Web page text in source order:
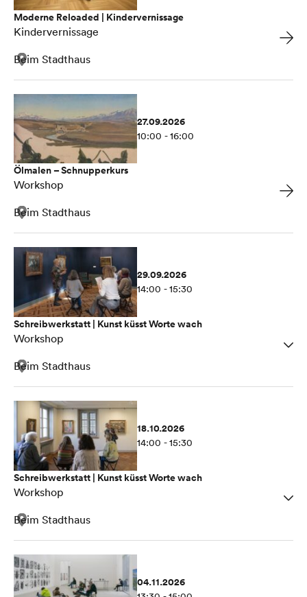
Moderne Reloaded | Kindervernissage
Kindervernissage
Beim Stadthaus
27.09.2026
10:00 - 16:00
Ölmalen – Schnupperkurs
Workshop
Beim Stadthaus
29.09.2026
14:00 - 15:30
Schreibwerkstatt | Kunst küsst Worte wach
Workshop
Beim Stadthaus
18.10.2026
14:00 - 15:30
Schreibwerkstatt | Kunst küsst Worte wach
Workshop
Beim Stadthaus
04.11.2026